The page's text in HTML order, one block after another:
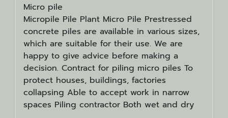
Micro pile
Micropile Pile Plant Micro Pile Prestressed
concrete piles are available in various sizes,
which are suitable for their use. We are
happy to give advice before making a
decision. Contract for piling micro piles To
protect houses, buildings, factories
collapsing Able to accept work in narrow
spaces Piling contractor Both wet and dry